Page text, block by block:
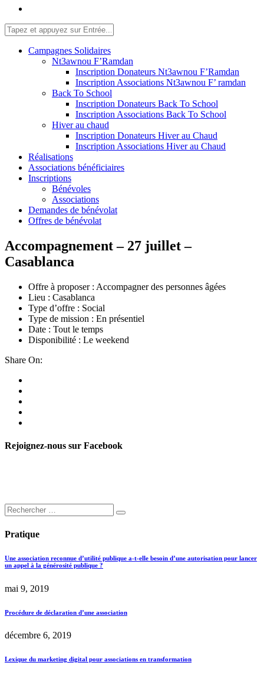
Campagnes Solidaires
Nt3awnou F’Ramdan
Inscription Donateurs Nt3awnou F’Ramdan
Inscription Associations Nt3awnou F’ ramdan
Back To School
Inscription Donateurs Back To School
Inscription Associations Back To School
Hiver au chaud
Inscription Donateurs Hiver au Chaud
Inscription Associations Hiver au Chaud
Réalisations
Associations bénéficiaires
Inscriptions
Bénévoles
Associations
Demandes de bénévolat
Offres de bénévolat
Accompagnement – 27 juillet –
Casablanca
Offre à proposer : Accompagner des personnes âgées
Lieu : Casablanca
Type d’offre : Social
Type de mission : En présentiel
Date : Tout le temps
Disponibilité : Le weekend
Share On:
Rejoignez-nous sur Facebook
Pratique
Une association reconnue d’utilité publique a-t-elle besoin d’une autorisation pour lancer
un appel à la générosité publique ?
mai 9, 2019
Procédure de déclaration d’une association
décembre 6, 2019
Lexique du marketing digital pour associations en transformation